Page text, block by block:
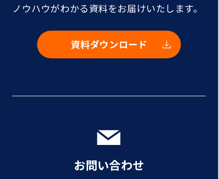
ノウハウがわかる資料をお届けいたします。
資料ダウンロード
お問い合わせ